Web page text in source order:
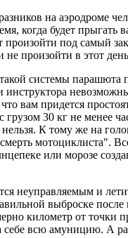
на аэродроме
когда будет прыгать
произойти под самый
произойти в этот
системы парашюта
вам придется
30 кг не менее
К тому же на
мотоциклиста".
или морозе
неуправляемым и
выброске
километр от точки
себе всю амуницию. А